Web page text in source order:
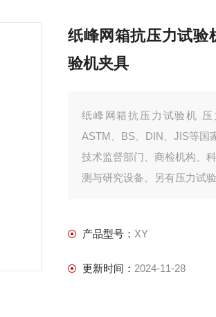
纸峰网箱抗压力试验
验机夹具
纸峰网箱抗压力试验机 压
ASTM、BS、DIN、JIS等国
技术监督部门、商检机构、
测与研究设备。另有压力试
产品型号： XY
更新时间： 2024-11-28